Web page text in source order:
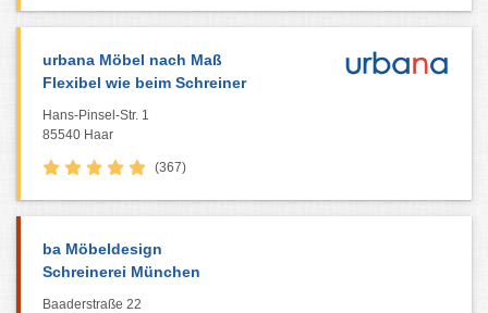
urbana Möbel nach Maß
Flexibel wie beim Schreiner
Hans-Pinsel-Str. 1
85540 Haar
(367)
ba Möbeldesign
Schreinerei München
Baaderstraße 22